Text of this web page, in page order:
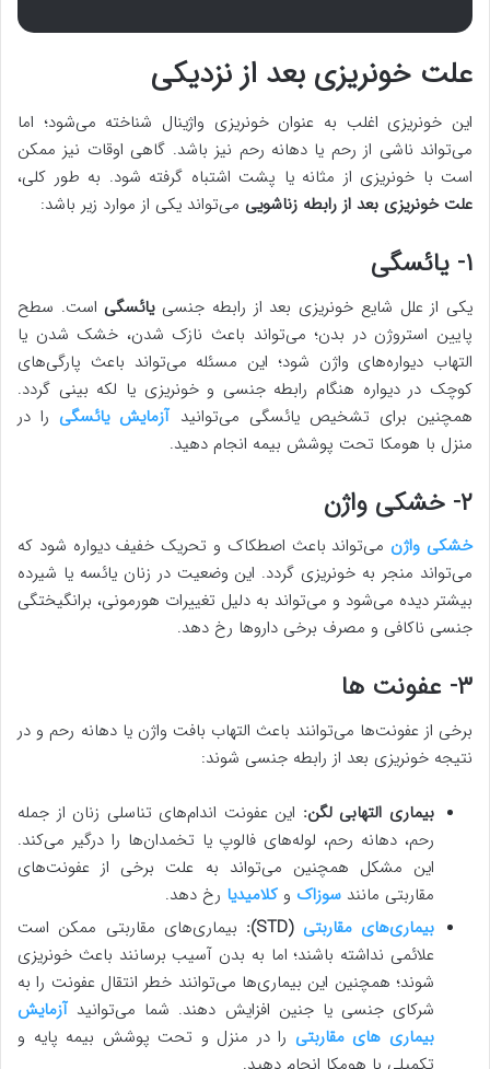
علت خونریزی بعد از نزدیکی
این خونریزی اغلب به عنوان خونریزی واژینال شناخته می‌شود؛ اما
می‌تواند ناشی از رحم یا دهانه رحم نیز باشد. گاهی اوقات نیز ممکن
است با خونریزی از مثانه یا پشت اشتباه گرفته شود. به طور کلی،
علت خونریزی بعد از رابطه زناشویی می‌تواند یکی از موارد زیر باشد:
۱- یائسگی
یکی از علل شایع خونریزی بعد از رابطه جنسییائسگی است. سطح
پایین استروژن در بدن؛ می‌تواند باعث نازک شدن، خشک شدن یا
التهاب دیواره‌های واژن شود؛ این مسئله می‌تواند باعث پارگی‌های
کوچک در دیواره هنگام رابطه جنسی و خونریزی یا لکه بینی گردد.
همچنین برای تشخیص یائسگی می‌توانیدآزمایش یائسگی را در
منزل با هومکا تحت پوشش بیمه انجام دهید.
۲- خشکی واژن
خشکی واژن می‌تواند باعث اصطکاک و تحریک خفیف دیواره شود که
می‌تواند منجر به خونریزی گردد. این وضعیت در زنان یائسه یا شیرده
بیشتر دیده می‌شود و می‌تواند به دلیل تغییرات هورمونی، برانگیختگی
جنسی ناکافی و مصرف برخی داروها رخ دهد.
۳- عفونت ها
برخی از عفونت‌ها می‌توانند باعث التهاب بافت واژن یا دهانه رحم و در
نتیجه خونریزی بعد از رابطه جنسی شوند:
بیماری التهابی لگن: این عفونت اندام‌های تناسلی زنان از جمله
رحم، دهانه رحم، لوله‌های فالوپ یا تخمدان‌ها را درگیر می‌کند.
این مشکل همچنین می‌تواند به علت برخی از عفونت‌های
مقاربتی مانند سوزاک و کلامیدیا رخ دهد.
بیماری‌های مقاربتی (
STD
): بیماری‌های مقاربتی ممکن است
علائمی نداشته باشند؛ اما به بدن آسیب برسانند باعث خونریزی
شوند؛ همچنین این بیماری‌ها می‌توانند خطر انتقال عفونت را به
شرکای جنسی یا جنین افزایش دهند. شما می‌توانیدآزمایش
بیماری های مقاربتی را در منزل و تحت پوشش بیمه پایه و